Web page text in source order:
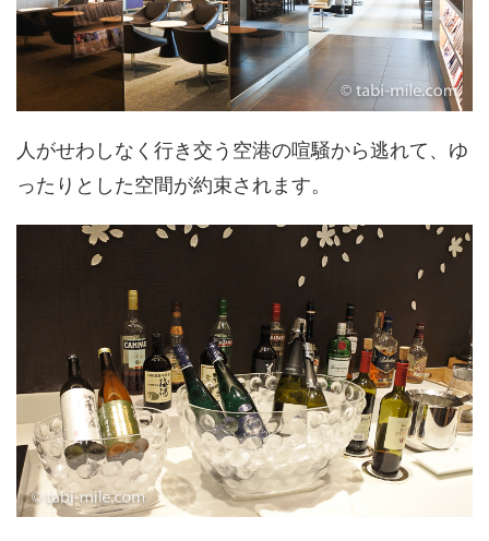
人がせわしなく行き交う空港の喧騒から逃れて、ゆ
ったりとした空間が約束されます。